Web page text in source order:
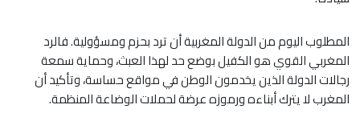
المطلوب اليوم من الدولة المغربية أن ترد بحزم ومسؤولية. فالرد
المغربي القوي هو الكفيل بوضع حد لهذا العبث، وحماية سمعة
‏رجالات الدولة الذين يخدمون الوطن في مواقع حساسة، وتأكيد أن
المغرب لا يترك أبناءه ورموزه عرضة لحملات الوضاعة ‏المنظمة.‏